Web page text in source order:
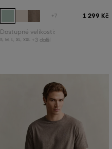
+7 1 299 Kč
Dostupné velikosti:
S, M L, XL, XXL +3 další